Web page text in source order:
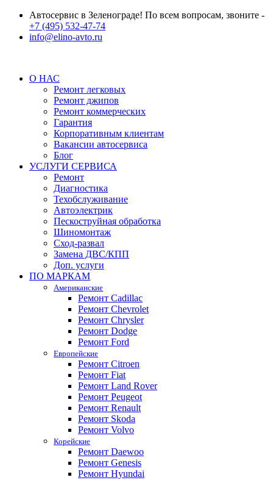
Автосервис в Зеленограде! По всем вопросам, звоните -
+7 (495) 532-47-74
info@elino-avto.ru
О НАС
Ремонт легковых
Ремонт джипов
Ремонт коммерческих
Гарантия
Корпоративным клиентам
Вакансии автосервиса
Блог
УСЛУГИ СЕРВИСА
Ремонт
Диагностика
Техобслуживание
Автоэлектрик
Пескоструйная обработка
Шиномонтаж
Сход-развал
Замена ДВС/КПП
Доп. услуги
ПО МАРКАМ
Американские
Ремонт Cadillac
Ремонт Chevrolet
Ремонт Chrysler
Ремонт Dodge
Ремонт Ford
Европейские
Ремонт Citroen
Ремонт Fiat
Ремонт Land Rover
Ремонт Peugeot
Ремонт Renault
Ремонт Skoda
Ремонт Volvo
Корейские
Ремонт Daewoo
Ремонт Genesis
Ремонт Hyundai